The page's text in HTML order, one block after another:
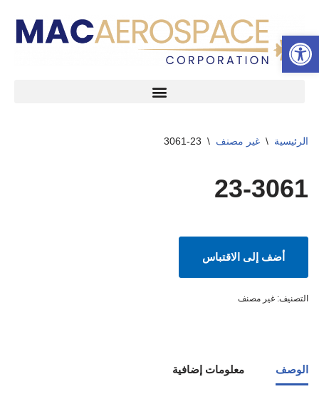
شريط الأدوات المفتوح
تخطى
إلى
المحتوى
الرئيسية \ غير مصنف \
23-3061
23-3061
أضف إلى الاقتباس
التصنيف: غير مصنف
الوصف معلومات إضافية